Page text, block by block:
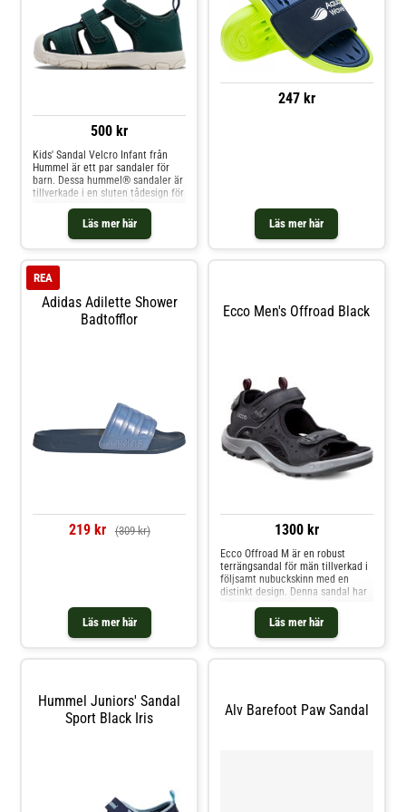
i mitten av skornas sula.
500 kr
Läs mer här
Kids' Sandal Velcro Infant från
Hummel är ett par sandaler för
barn. Dessa hummel® sandaler är
tillverkade i en sluten tådesign för
att skydda barnets små fötter och
är gjorda i en överdel av en
mikrofiber och textil. De har en
bekväm gummisula som fästs med
enkel av och påtagning.
247 kr
Läs mer här
Adidas Adilette Shower
Badtofflor
REA
219 kr (309 kr)
Läs mer här
Ecco Men's Offroad Black
1300 kr
Läs mer här
Ecco Offroad M är en robust
terrängsandal för män tillverkad i
följsamt nubuckskinn med en
distinkt design. Denna sandal har
utformats för att vara robust och
stödjande, samtidigt som den
erbjuder överlägsen vardaglig
gångkomfort. Oavsett om du är på
och fria i Ecco Offroad, även efter
timmar av vandring.
Hummel Juniors' Sandal
Sport Black Iris
Alv Barefoot Paw Sandal